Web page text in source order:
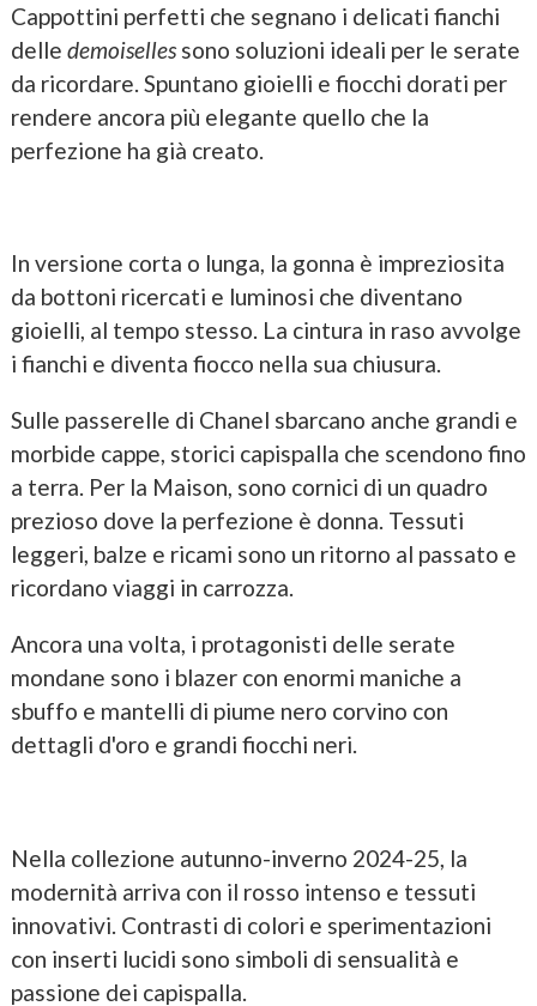
Cappottini perfetti che segnano i delicati fianchi
delle demoisellessono soluzioni ideali per le serate
da ricordare. Spuntano gioielli e fiocchi dorati per
rendere ancora più elegante quello che la
perfezione ha già creato.
In versione corta o lunga, la gonna è impreziosita
da bottoni ricercati e luminosi che diventano
gioielli, al tempo stesso. La cintura in raso avvolge
i fianchi e diventa fiocco nella sua chiusura.
Sulle passerelle di Chanel sbarcano anche grandi e
morbide cappe, storici capispalla che scendono fino
a terra. Per la Maison, sono cornici di un quadro
prezioso dove la perfezione è donna. Tessuti
leggeri, balze e ricami sono un ritorno al passato e
ricordano viaggi in carrozza.
Ancora una volta, i protagonisti delle serate
mondane sono i blazer con enormi maniche a
sbuffo e mantelli di piume nero corvino con
dettagli d'oro e grandi fiocchi neri.
Nella collezione autunno-inverno 2024-25, la
modernità arriva con il rosso intenso e tessuti
innovativi. Contrasti di colori e sperimentazioni
con inserti lucidi sono simboli di sensualità e
passione dei capispalla.